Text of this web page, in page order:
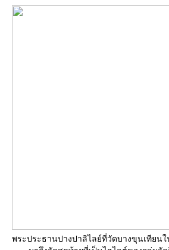
พระประธานปางปาลิไลย์ที่วัดบางขุนเทียนใ